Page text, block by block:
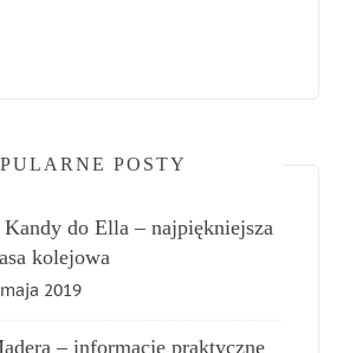
POSTY
do Ella – najpiękniejsza
kolejowa
2019